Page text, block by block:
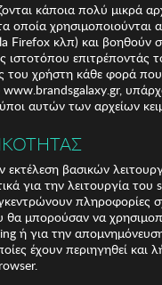
κάποια πολύ μικρά
οποία χρησιμοποιούνται
Firefox κλπ) και βοηθούν
ιστοτόπου επιτρέποντάς
του χρήστη κάθε φορά
αυτών των αρχείων
εκτέλεση βασικών
για την λειτουργία του
πληροφορίες
θα μπορούσαν να
ή για την
έχουν περιηγηθεί και